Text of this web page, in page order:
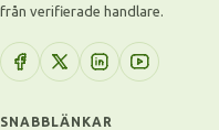
från verifierade handlare.
SNABBLÄNKAR